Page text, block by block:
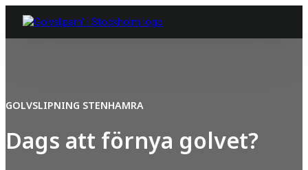
GOLVSLIPNING STENHAMRA
Dags att förnya golvet?